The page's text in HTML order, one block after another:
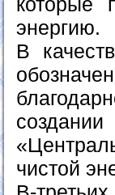
энергию.
В
чистой